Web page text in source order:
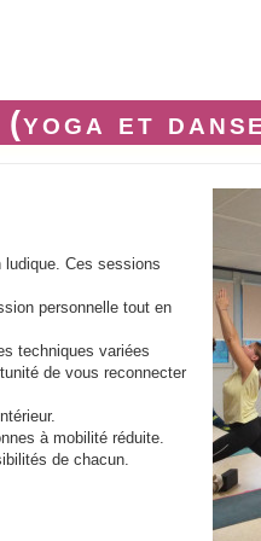
et
Ces sessions
personnelle tout en
techniques variées
de vous reconnecter
à mobilité réduite.
de chacun.